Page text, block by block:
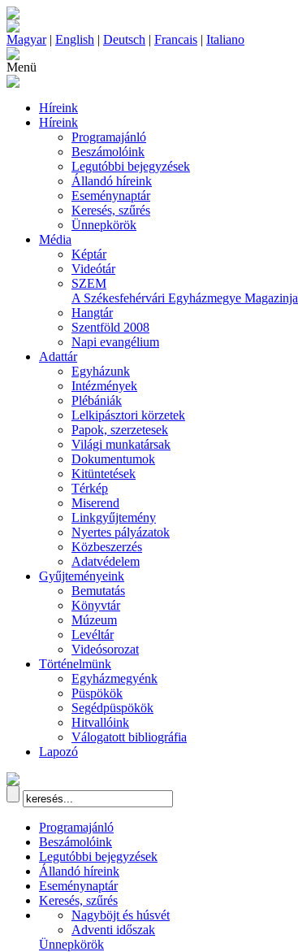
Magyar| English | Deutsch | Francais | Italiano
Menü
Híreink
Híreink
Programajánló
Beszámolóink
Legutóbbi bejegyzések
Állandó híreink
Eseménynaptár
Keresés, szűrés
Ünnepkörök
Média
Képtár
Videótár
SZEM
A Székesfehérvári Egyházmegye Magazinja
Hangtár
Szentföld 2008
Napi evangélium
Adattár
Egyházunk
Intézmények
Plébániák
Lelkipásztori körzetek
Papok, szerzetesek
Világi munkatársak
Dokumentumok
Kitüntetések
Térkép
Miserend
Linkgyűjtemény
Nyertes pályázatok
Közbeszerzés
Adatvédelem
Gyűjteményeink
Bemutatás
Könyvtár
Múzeum
Levéltár
Videósorozat
Történelmünk
Egyházmegyénk
Püspökök
Segédpüspökök
Hitvallóink
Válogatott bibliográfia
Lapozó
Programajánló
Beszámolóink
Legutóbbi bejegyzések
Állandó híreink
Eseménynaptár
Keresés, szűrés
Nagyböjt és húsvét
Adventi időszak
Ünnepkörök